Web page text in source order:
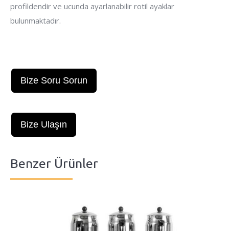
profildendir ve ucunda ayarlanabilir rotil ayaklar
bulunmaktadır.
Bize Soru Sorun
Bize Ulaşın
Benzer Ürünler